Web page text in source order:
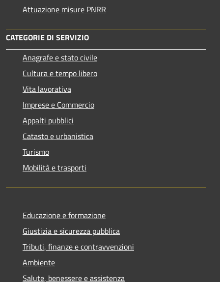
Attuazione misure PNRR
CATEGORIE DI SERVIZIO
Anagrafe e stato civile
Cultura e tempo libero
Vita lavorativa
Imprese e Commercio
Appalti pubblici
Catasto e urbanistica
Turismo
Mobilità e trasporti
Educazione e formazione
Giustizia e sicurezza pubblica
Tributi, finanze e contravvenzioni
Ambiente
Salute, benessere e assistenza